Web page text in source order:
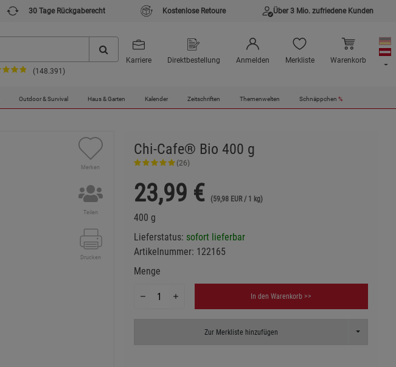
30 Tage Rückgaberecht Kostenlose Retoure Über 3 Mio. zufriedene Kunden
(148.391)
Karriere Direktbestellung Anmelden Merkliste Warenkorb
Outdoor & Survival Haus & Garten Kalender Zeitschriften Themenwelten Schnäppchen %
Merken
Teilen
Drucken
Chi-Cafe® Bio 400 g
(26)
23,99 € (59,98 EUR / 1 kg)
400 g
Lieferstatus: sofort lieferbar
Artikelnummer: 122165
Menge
In den Warenkorb >>
Zur Merkliste hinzufügen Toggle